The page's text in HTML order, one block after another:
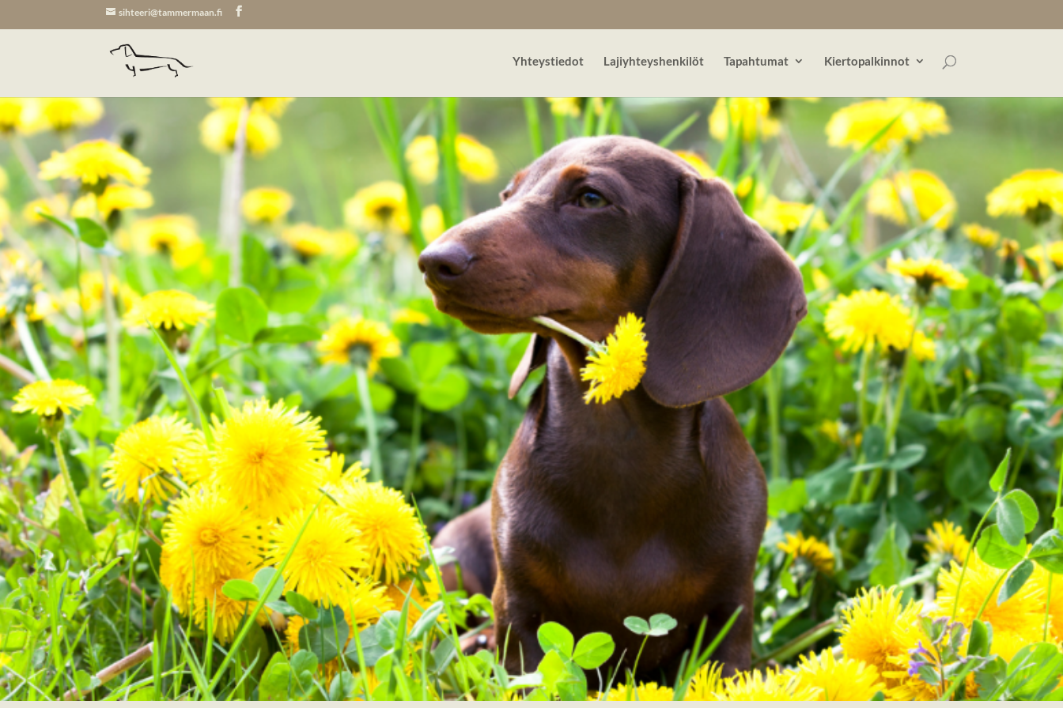
sihteeri@tammermaan.fi
Yhteystiedot Lajiyhteyshenkilöt Tapahtumat Kiertopalkinnot